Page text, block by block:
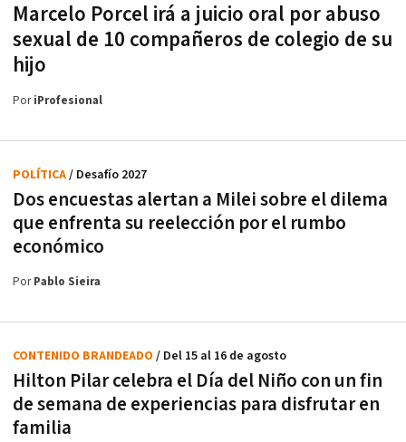
Marcelo Porcel irá a juicio oral por abuso
sexual de 10 compañeros de colegio de su
hijo
PoriProfesional
Dos encuestas alertan a Milei sobre el dilema
que enfrenta su reelección por el rumbo
económico
POLÍTICA/ Desafío 2027
PorPablo Sieira
Hilton Pilar celebra el Día del Niño con un fin
de semana de experiencias para disfrutar en
familia
CONTENIDO BRANDEADO / Del 15 al 16 de agosto